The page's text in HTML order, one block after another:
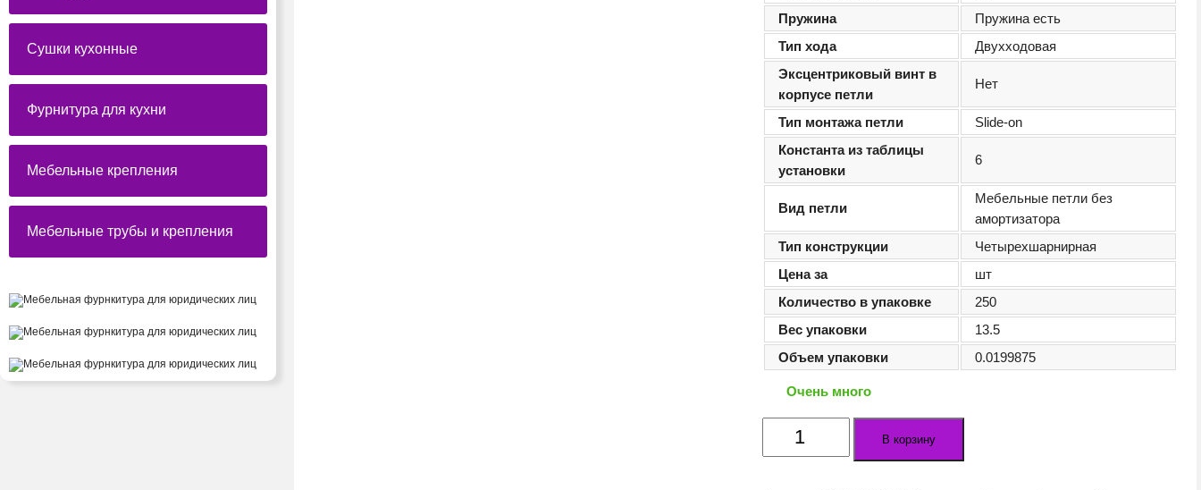
Сушки кухонные
Фурнитура для кухни
Мебельные крепления
Мебельные трубы и крепления
Пружина
Пружина есть
Тип хода
Двухходовая
Эксцентриковый винт в
корпусе петли
Нет
Тип монтажа петли
Slide-on
Константа из таблицы
установки
6
Вид петли
Мебельные петли без
амортизатора
Тип конструкции
Четырехшарнирная
Цена за
шт
Количество в упаковке
250
Вес упаковки
13.5
Объем упаковки
0.0199875
Очень много
Количество
товара
В корзину